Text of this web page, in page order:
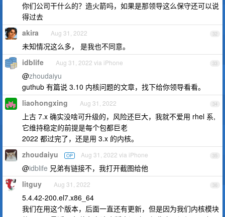
你们公司干什么的？造火箭吗，如果是那领导这么保守还可以说
得过去
32
akira Aug 31, 2022
未知情况这么多， 是我也不同意。
33
idblife Aug 31, 2022 via iPhone
@zhoudaiyu
guthub 有篇说 3.10 内核问题的文章，找下给你领导看看。
34
liaohongxing Aug 31, 2022
上古 7.x 确实没啥可升级的，风险还巨大，我就不爱用 rhel 系,
它维持稳定的前提是每个包都巨老
2022 都过完了，还是用 3.x 的内核。
35
zhoudaiyu OP Aug 31, 2022 via iPhone
@idblife 兄弟有链接不，我打开截图给他
36
litguy Aug 31, 2022
5.4.42-200.el7.x86_64
我们在用这个版本，后面一直还有更新，但是因为我们内核模块